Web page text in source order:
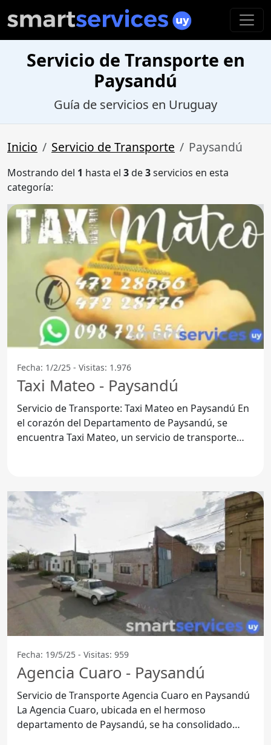
Servicio de Transporte en
Paysandú
Guía de servicios en Uruguay
Inicio Servicio de Transporte Paysandú
Mostrando del 1 hasta el 3de3servicios en esta
categoría:
Fecha: 1/2/25 - Visitas: 1.976
Taxi Mateo - Paysandú
Servicio de Transporte: Taxi Mateo en Paysandú En
el corazón del Departamento de Paysandú, se
encuentra Taxi Mateo, un servicio de transporte
Fecha: 19/5/25 - Visitas: 959
Agencia Cuaro - Paysandú
Servicio de Transporte Agencia Cuaro en Paysandú
La Agencia Cuaro, ubicada en el hermoso
departamento de Paysandú, se ha consolidado